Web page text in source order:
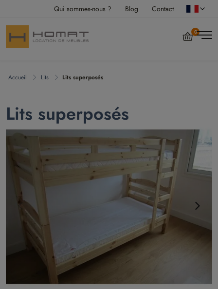
Qui sommes-nous ? Blog Contact
0
Accueil Lits Lits superposés
Lits superposés